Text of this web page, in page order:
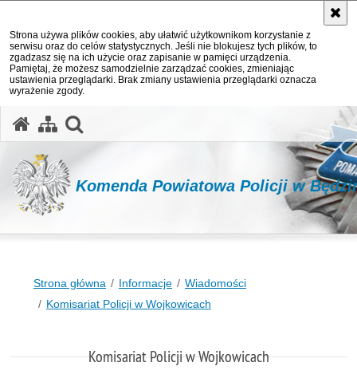
Strona używa plików cookies, aby ułatwić użytkownikom korzystanie z
serwisu oraz do celów statystycznych. Jeśli nie blokujesz tych plików, to
zgadzasz się na ich użycie oraz zapisanie w pamięci urządzenia.
Pamiętaj, że możesz samodzielnie zarządzać cookies, zmieniając
ustawienia przeglądarki. Brak zmiany ustawienia przeglądarki oznacza
wyrażenie zgody.
Komenda Powiatowa Policji w
Strona główna Informacje
Wiadomości
Komisariat Policji w Wojkowicach
Komisariat Policji w Wojkowicach